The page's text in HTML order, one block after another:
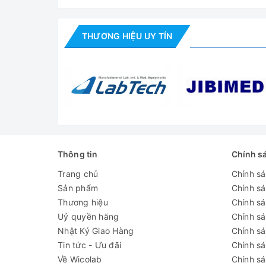
Nguồn điện 220V/ 50Hz
THƯƠNG HIỆU UY TÍN
Thông tin
Trang chủ
Sản phẩm
Thương hiệu
Uỷ quyền hãng
Nhật Ký Giao Hàng
Tin tức - Ưu đãi
Về Wicolab
Chính
Chính
Chính
Chính
Chính
Chính
Chính
Chính